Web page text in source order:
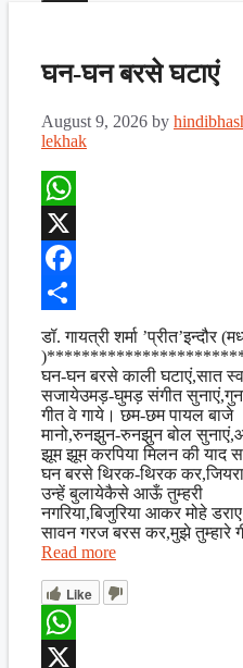
घन-घन बरसे घटाएं
August 9, 2026 by
lekhak
WhatsApp
X
Facebook
Share
डॉ. गायत्री शर्मा ’प्रीत’इन्दौर
घन-घन बरसे काली घटाएं,सात
सजायेउमड़-घुमड़ संगीत
गीत वे गाये। छम-छम पायल बाजे
मानो,रुनझुन-रुनझुन बोल
झूम झूम करपिया मिलन की याद
घन बरसे थिरक-थिरक
उन्हें बुलायेकैसे आऊँ तुम्हरी
नगरिया,बिजुरिया आकर मोहे
सावन गरज बरस कर,मुझे तुम्हारे
Read more
Like
WhatsApp